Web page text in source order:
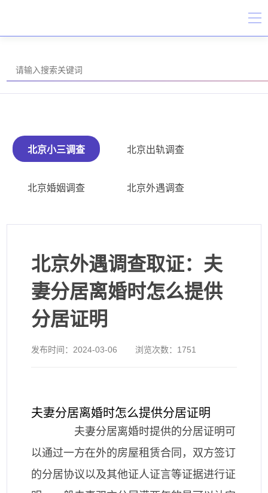
北京小三调查 北京出轨调查
北京婚姻调查 北京外遇调查
北京外遇调查取证：夫
妻分居离婚时怎么提供
分居证明
发布时间： 2024-03-06 浏览次数： 1751
夫妻分居离婚时怎么提供分居证明
夫妻分居离婚时提供的分居证明可
以通过一方在外的房屋租赁合同，双方签订
的分居协议以及其他证人证言等证据进行证